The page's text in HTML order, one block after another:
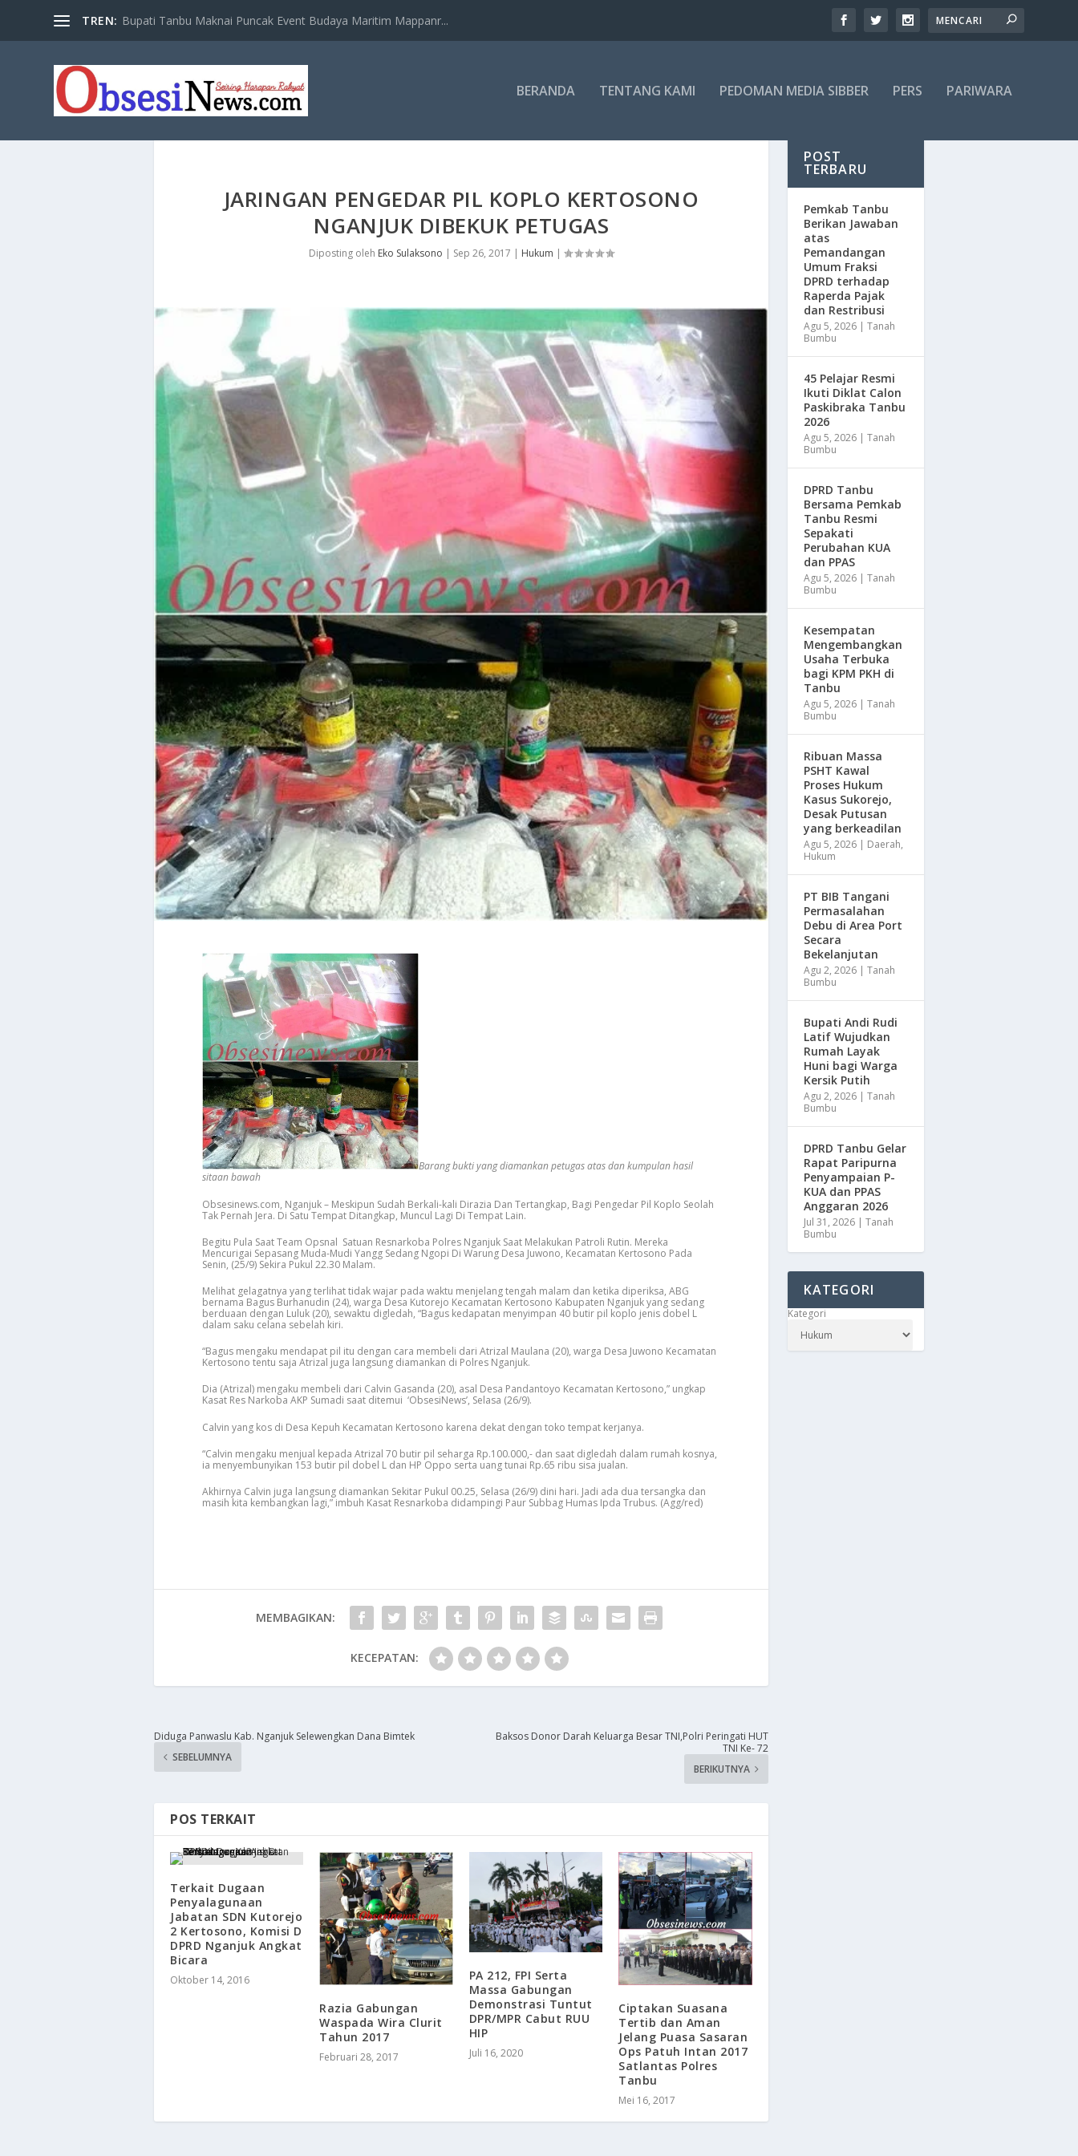
TREN: Bupati Tanbu Maknai Puncak Event Budaya Maritim Mappanr...
BERANDA TENTANG KAMI PEDOMAN MEDIA SIBBER PERS PARIWARA
JARINGAN PENGEDAR PIL KOPLO KERTOSONO
NGANJUK DIBEKUK PETUGAS
Diposting oleh Eko Sulaksono | Sep 26, 2017 | Hukum |
Barang bukti yang diamankan petugas atas dan kumpulan hasil
sitaan bawah
Obsesinews.com, Nganjuk – Meskipun Sudah Berkali-kali Dirazia Dan Tertangkap, Bagi Pengedar Pil Koplo Seolah
Tak Pernah Jera. Di Satu Tempat Ditangkap, Muncul Lagi Di Tempat Lain.
Begitu Pula Saat Team Opsnal Satuan Resnarkoba Polres Nganjuk Saat Melakukan Patroli Rutin. Mereka
Mencurigai Sepasang Muda-Mudi Yangg Sedang Ngopi Di Warung Desa Juwono, Kecamatan Kertosono Pada
Senin, (25/9) Sekira Pukul 22.30 Malam.
Melihat gelagatnya yang terlihat tidak wajar pada waktu menjelang tengah malam dan ketika diperiksa, ABG
bernama Bagus Burhanudin (24), warga Desa Kutorejo Kecamatan Kertosono Kabupaten Nganjuk yang sedang
berduaan dengan Luluk (20), sewaktu digledah, “Bagus kedapatan menyimpan 40 butir pil koplo jenis dobel L
dalam saku celana sebelah kiri.
“Bagus mengaku mendapat pil itu dengan cara membeli dari Atrizal Maulana (20), warga Desa Juwono Kecamatan
Kertosono tentu saja Atrizal juga langsung diamankan di Polres Nganjuk.
Dia (Atrizal) mengaku membeli dari Calvin Gasanda (20), asal Desa Pandantoyo Kecamatan Kertosono,” ungkap
Kasat Res Narkoba AKP Sumadi saat ditemui ‘ObsesiNews’, Selasa (26/9).
Calvin yang kos di Desa Kepuh Kecamatan Kertosono karena dekat dengan toko tempat kerjanya.
“Calvin mengaku menjual kepada Atrizal 70 butir pil seharga Rp.100.000,- dan saat digledah dalam rumah kosnya,
ia menyembunyikan 153 butir pil dobel L dan HP Oppo serta uang tunai Rp.65 ribu sisa jualan.
Akhirnya Calvin juga langsung diamankan Sekitar Pukul 00.25, Selasa (26/9) dini hari. Jadi ada dua tersangka dan
masih kita kembangkan lagi,” imbuh Kasat Resnarkoba didampingi Paur Subbag Humas Ipda Trubus. (Agg/red)
MEMBAGIKAN:
KECEPATAN:
Diduga Panwaslu Kab. Nganjuk Selewengkan Dana Bimtek
SEBELUMNYA
Baksos Donor Darah Keluarga Besar TNI,Polri Peringati HUT
TNI Ke- 72
BERIKUTNYA
POS TERKAIT
​Terkait Dugaan
Penyalagunaan
Jabatan SDN Kutorejo
2 Kertosono, Komisi D
DPRD Nganjuk Angkat
Bicara
Oktober 14, 2016
Razia Gabungan
Waspada Wira Clurit
Tahun 2017
Februari 28, 2017
PA 212, FPI Serta
Massa Gabungan
Demonstrasi Tuntut
DPR/MPR Cabut RUU
HIP
Juli 16, 2020
Ciptakan Suasana
Tertib dan Aman
Jelang Puasa Sasaran
Ops Patuh Intan 2017
Satlantas Polres
Tanbu
Mei 16, 2017
POST
TERBARU
Pemkab Tanbu
Berikan Jawaban
atas
Pemandangan
Umum Fraksi
DPRD terhadap
Raperda Pajak
dan Restribusi
Agu 5, 2026| Tanah
Bumbu
45 Pelajar Resmi
Ikuti Diklat Calon
Paskibraka Tanbu
2026
Agu 5, 2026| Tanah
Bumbu
DPRD Tanbu
Bersama Pemkab
Tanbu Resmi
Sepakati
Perubahan KUA
dan PPAS
Agu 5, 2026| Tanah
Bumbu
Kesempatan
Mengembangkan
Usaha Terbuka
bagi KPM PKH di
Tanbu
Agu 5, 2026| Tanah
Bumbu
Ribuan Massa
PSHT Kawal
Proses Hukum
Kasus Sukorejo,
Desak Putusan
yang berkeadilan
Agu 5, 2026| Daerah,
Hukum
PT BIB Tangani
Permasalahan
Debu di Area Port
Secara
Bekelanjutan
Agu 2, 2026| Tanah
Bumbu
Bupati Andi Rudi
Latif Wujudkan
Rumah Layak
Huni bagi Warga
Kersik Putih
Agu 2, 2026| Tanah
Bumbu
DPRD Tanbu Gelar
Rapat Paripurna
Penyampaian P-
KUA dan PPAS
Anggaran 2026
Jul 31, 2026| Tanah
Bumbu
KATEGORI
Kategori